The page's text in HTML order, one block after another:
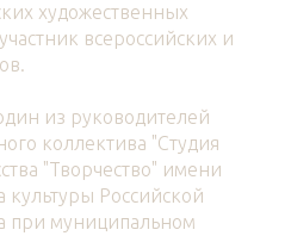
художественных
всероссийских и
из руководителей
коллектива "Студия
"Творчество" имени
культуры Российской
при муниципальном